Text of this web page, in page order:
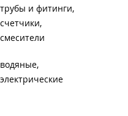
трубы и фитинги
счетчики
смесители
водяные
электрические